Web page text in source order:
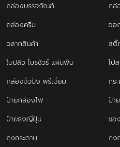
กล่องบรรจุภัณฑ์
กล่
กล่องครีม
ออ
ฉลากสินค้า
สติ๊
ใบปลิว โบรชัวร์ แผ่นพับ
โป
กล่องจั่วปัง พรีเมี่ยม
กร
ป้ายกล่องไฟ
ป้า
ป้ายธงญี่ปุ่น
ซอ
ถุงกระดาษ
ถุง